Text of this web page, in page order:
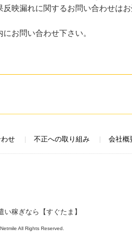
映漏れに関するお問い合わせは
お問い合わせ下さい。
せ 不正への取り組み 会社概
稼ぎなら【すぐたま】
All Rights Reserved.